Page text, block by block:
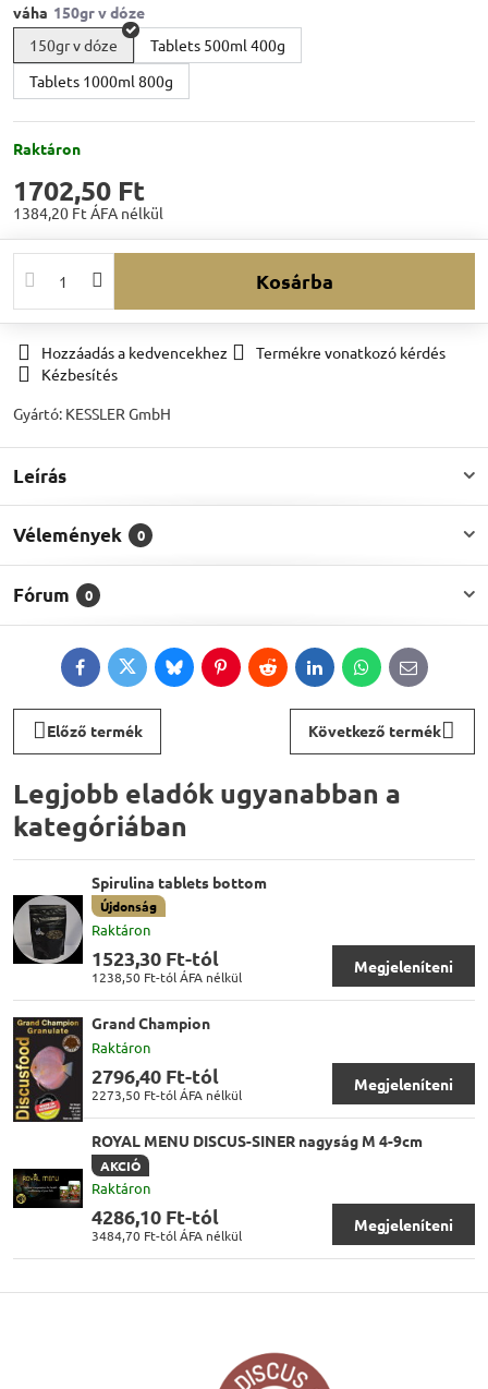
váha
150gr v dóze
Tablets 500ml 400g
Tablets 1000ml 800g
Raktáron
1702,50 Ft
1384,20 Ft ÁFA nélkül
Kosárba
Hozzáadás a kedvencekhez
Termékre vonatkozó kérdés
Kézbesítés
Gyártó: KESSLER GmbH
Leírás
Vélemények 0
Fórum 0
FacebookTwitterBlueskyPinterestRedditLinkedInWhatsApp
E-
mail
Előző termék Következő termék
Legjobb eladók ugyanabban a
kategóriában
Spirulina tablets bottom
Újdonság
Raktáron
1523,30 Ft-tól
1238,50 Ft-tólÁFA nélkül
Megjeleníteni
Grand Champion
Raktáron
2796,40 Ft-tól
2273,50 Ft-tólÁFA nélkül
Megjeleníteni
ROYAL MENU DISCUS-SINER nagyság M 4-9cm
AKCIÓ
Raktáron
4286,10 Ft-tól
3484,70 Ft-tólÁFA nélkül
Megjeleníteni